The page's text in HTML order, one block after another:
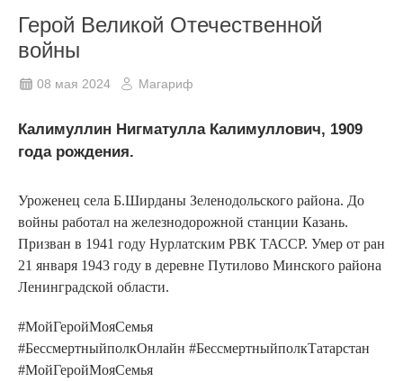
Герой Великой Отечественной
войны
08 мая 2024 Магариф
Калимуллин Нигматулла Калимуллович, 1909
года рождения.
Уроженец села Б.Ширданы Зеленодольского района. До
войны работал на железнодорожной станции Казань.
Призван в 1941 году Нурлатским РВК ТАССР. Умер от ран
21 января 1943 году в деревне Путилово Минского района
Ленинградской области.
#МойГеройМояСемья
#БессмертныйполкОнлайн #БессмертныйполкТатарстан
#МойГеройМояСемья